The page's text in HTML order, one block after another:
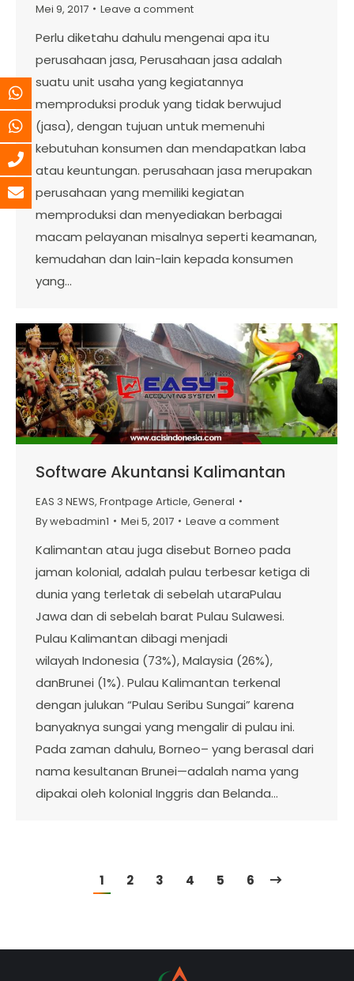
Mei 9, 2017
Leave a comment
Perlu diketahu dahulu mengenai apa itu
perusahaan jasa, Perusahaan jasa adalah
suatu unit usaha yang kegiatannya
memproduksi produk yang tidak berwujud
(jasa), dengan tujuan untuk memenuhi
kebutuhan konsumen dan mendapatkan laba
atau keuntungan. perusahaan jasa merupakan
perusahaan yang memiliki kegiatan
memproduksi dan menyediakan berbagai
macam pelayanan misalnya seperti keamanan,
kemudahan dan lain-lain kepada konsumen
yang…
Software Akuntansi Kalimantan
EAS 3 NEWS, Frontpage Article, General
Bywebadmin1 Mei 5, 2017 Leave a comment
Kalimantan atau juga disebut Borneo pada
jaman kolonial, adalah pulau terbesar ketiga di
dunia yang terletak di sebelah utaraPulau
Jawa dan di sebelah barat Pulau Sulawesi.
Pulau Kalimantan dibagi menjadi
wilayah Indonesia (73%), Malaysia (26%),
danBrunei (1%). Pulau Kalimantan terkenal
dengan julukan “Pulau Seribu Sungai” karena
banyaknya sungai yang mengalir di pulau ini.
Pada zaman dahulu, Borneo– yang berasal dari
nama kesultanan Brunei—adalah nama yang
dipakai oleh kolonial Inggris dan Belanda…
1 2 3 4 5 6